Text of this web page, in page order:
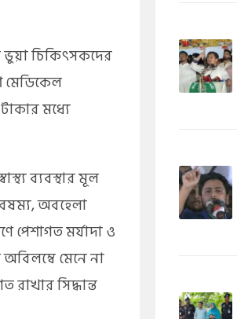
চিকিৎসকদের
মেডিকেল
মধ্যে
ব্যবস্থার মূল
অবহেলা
পেশাগত মর্যাদা ও
মেনে না
রাখার সিদ্ধান্ত